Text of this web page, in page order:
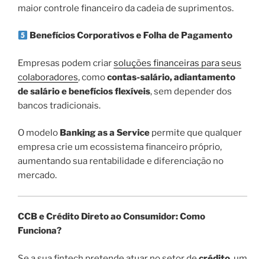
maior controle financeiro da cadeia de suprimentos.
Benefícios Corporativos e Folha de Pagamento
Empresas podem criarsoluções financeiras para seus
colaboradores, comocontas-salário, adiantamento
de salário e benefícios flexíveis, sem depender dos
bancos tradicionais.
O modelo Banking as a Service permite que qualquer
empresa crie um ecossistema financeiro próprio,
aumentando sua rentabilidade e diferenciação no
mercado.
CCB e Crédito Direto ao Consumidor: Como
Funciona?